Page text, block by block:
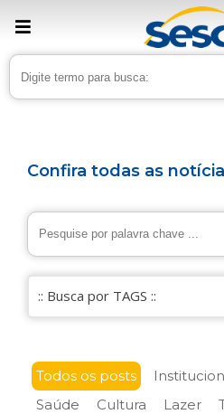
Confira todas as
Todos os posts
Saúde
Cultura Lazer